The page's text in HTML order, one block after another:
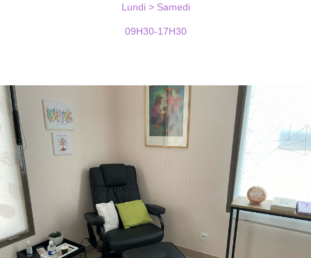
Lundi > Samedi
09H30-17H30